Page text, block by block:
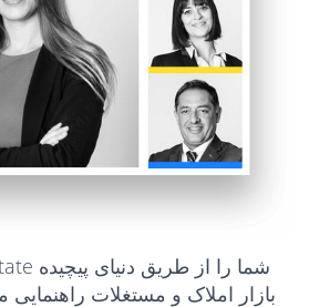
بازار املاک و مستغلات راهنمایی